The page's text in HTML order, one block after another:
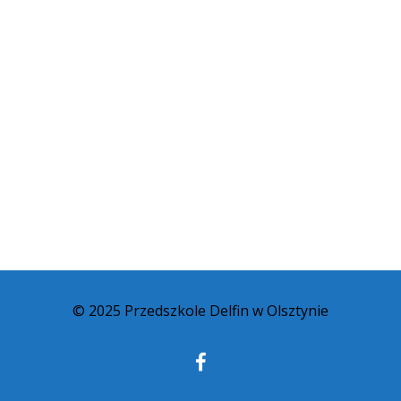
© 2025 Przedszkole Delfin w Olsztynie